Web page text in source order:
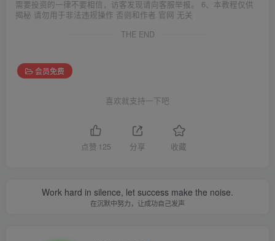
需要投资的一律不要相信，访客发现请向客服举报。 6、本教程仅供
揭秘 请勿用于非法违规操作 否则和作者 官网 无关
THE END
会员免费
喜欢就支持一下吧
点赞 125 分享 收藏
Work hard in silence, let success make the noise.
在沉默中努力，让成功自己发声